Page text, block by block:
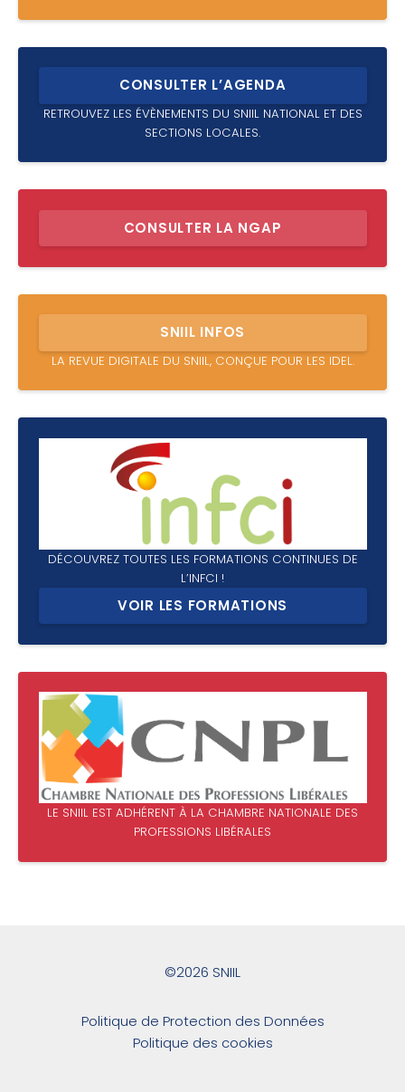
CONSULTER L’AGENDA
RETROUVEZ LES ÉVÈNEMENTS DU SNIIL NATIONAL ET DES
SECTIONS LOCALES.
CONSULTER LA NGAP
SNIIL INFOS
LA REVUE DIGITALE DU SNIIL, CONÇUE POUR LES IDEL.
DÉCOUVREZ TOUTES LES FORMATIONS CONTINUES DE
L’INFCI !
VOIR LES FORMATIONS
LE SNIIL EST ADHÉRENT À LA CHAMBRE NATIONALE DES
PROFESSIONS LIBÉRALES
©2026 SNIIL
Politique de Protection des Données
Politique des cookies